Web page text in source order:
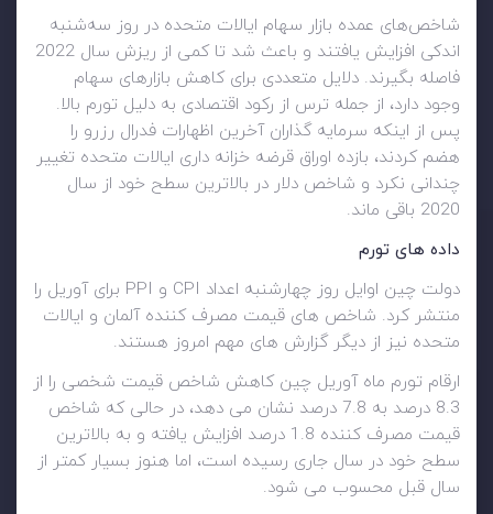
شاخص‌های عمده بازار سهام ایالات متحده در روز سه‌شنبه
اندکی افزایش یافتند و باعث شد تا کمی از ریزش سال 2022
فاصله بگیرند. دلایل متعددی برای کاهش بازارهای سهام
وجود دارد، از جمله ترس از رکود اقتصادی به دلیل تورم بالا.
پس از اینکه سرمایه گذاران آخرین اظهارات فدرال رزرو را
هضم کردند، بازده اوراق قرضه خزانه داری ایالات متحده تغییر
چندانی نکرد و شاخص دلار در بالاترین سطح خود از سال
2020 باقی ماند.
داده های تورم
دولت چین اوایل روز چهارشنبه اعداد CPI و PPI برای آوریل را
منتشر کرد. شاخص های قیمت مصرف کننده آلمان و ایالات
متحده نیز از دیگر گزارش های مهم امروز هستند.
ارقام تورم ماه آوریل چین کاهش شاخص قیمت شخصی را از
8.3 درصد به 7.8 درصد نشان می دهد، در حالی که شاخص
قیمت مصرف کننده 1.8 درصد افزایش یافته و به بالاترین
سطح خود در سال جاری رسیده است، اما هنوز بسیار کمتر از
سال قبل محسوب می شود.